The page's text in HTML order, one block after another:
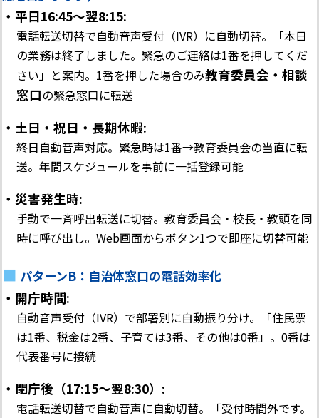
・平日16:45〜翌8:15:
電話転送切替で自動音声受付（IVR）に自動切替。「本日
の業務は終了しました。緊急のご連絡は1番を押してくだ
さい」と案内。1番を押した場合のみ教育委員会・相談
窓口の緊急窓口に転送
・土日・祝日・長期休暇:
終日自動音声対応。緊急時は1番→教育委員会の当直に転
送。年間スケジュールを事前に一括登録可能
・災害発生時:
手動で一斉呼出転送に切替。教育委員会・校長・教頭を同
時に呼び出し。Web画面からボタン1つで即座に切替可能
パターンB：自治体窓口の電話効率化
・開庁時間:
自動音声受付（IVR）で部署別に自動振り分け。「住民票
は1番、税金は2番、子育ては3番、その他は0番」。0番は
代表番号に接続
・閉庁後（17:15〜翌8:30）:
電話転送切替で自動音声に自動切替。「受付時間外です。